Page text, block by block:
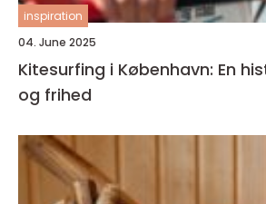
inspiration
04. June 2025
Kitesurfing i København: En
og frihed